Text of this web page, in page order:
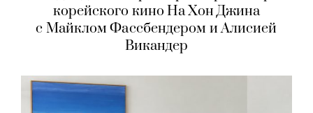
корейского кино На Хон Джина
с Майклом Фассбендером и Алисией
Викандер